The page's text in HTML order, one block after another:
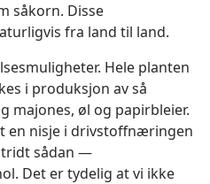
såkorn. Disse
fra land til land.
Hele planten
i produksjon av så
majones, øl og papirbleier.
en nisje i drivstoffnæringen
sådan —
Det er tydelig at vi ikke